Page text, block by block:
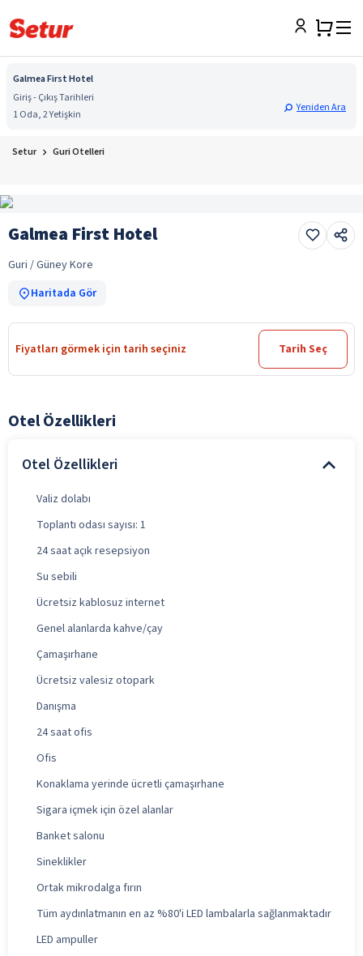
Galmea First Hotel
Giriş - Çıkış Tarihleri
1 Oda, 2 Yetişkin
Yeniden Ara
Setur Guri Otelleri
Galmea First Hotel
Guri / Güney Kore
Haritada Gör
Fiyatları görmek için tarih seçiniz Tarih Seç
Otel Özellikleri
Otel Özellikleri
Valiz dolabı
Toplantı odası sayısı: 1
24 saat açık resepsiyon
Su sebili
Ücretsiz kablosuz internet
Genel alanlarda kahve/çay
Çamaşırhane
Ücretsiz valesiz otopark
Danışma
24 saat ofis
Ofis
Konaklama yerinde ücretli çamaşırhane
Sigara içmek için özel alanlar
Banket salonu
Sineklikler
Ortak mikrodalga fırın
Tüm aydınlatmanın en az %80'i LED lambalarla sağlanmaktadır
LED ampuller